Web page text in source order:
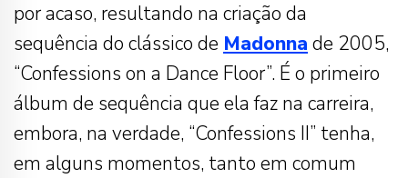
por acaso, resultando na criação da
sequência do clássico de Madonna de 2005,
“Confessions on a Dance Floor”. É o primeiro
álbum de sequência que ela faz na carreira,
embora, na verdade, “Confessions II” tenha,
em alguns momentos, tanto em comum